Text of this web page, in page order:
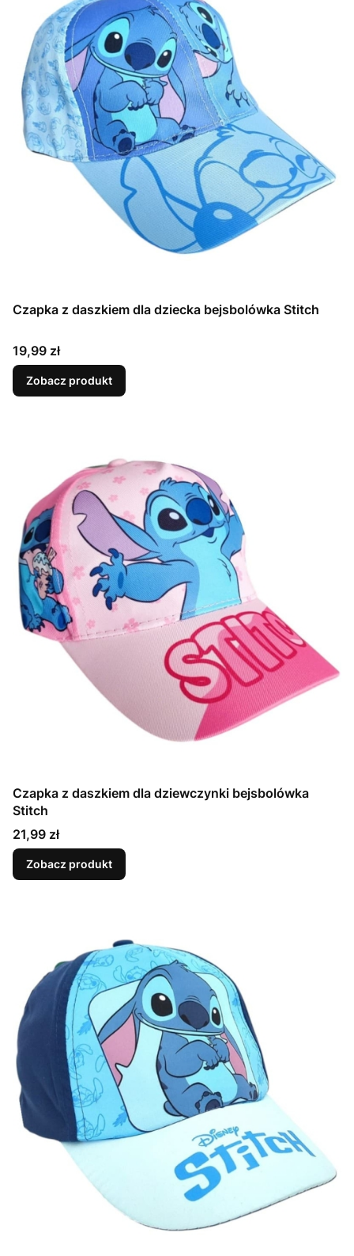
Czapka z daszkiem dla dziecka bejsbolówka Stitch
Cena
19,99 zł
Zobacz produkt
Czapka z daszkiem dla dziewczynki bejsbolówka
Stitch
Cena
21,99 zł
Zobacz produkt